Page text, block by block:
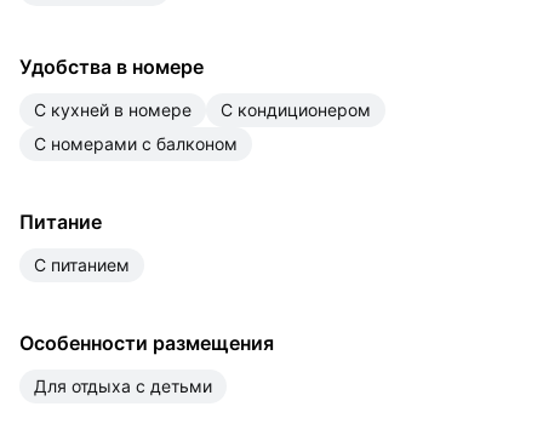
Удобства в номере
с кухней в номере
с кондиционером
с номерами с балконом
Питание
с питанием
Особенности размещения
для отдыха с детьми